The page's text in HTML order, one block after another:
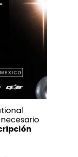
necesario